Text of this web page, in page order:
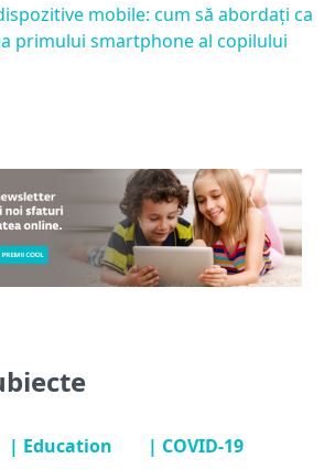
mobile: cum să abordați ca
primului smartphone al copilului
| Education | COVID-19